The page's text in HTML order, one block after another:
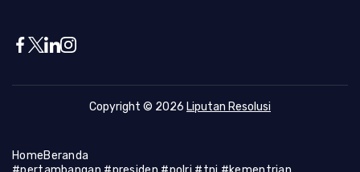
Copyright © 2026 Liputan Resolusi
HomeBeranda